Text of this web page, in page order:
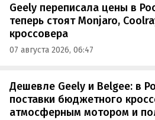
Geely переписала цены в
теперь стоят Monjaro,
кроссовера
07 августа 2026, 06:47
Дешевле Geely и Belgee: в
поставки бюджетного
атмосферным мотором и